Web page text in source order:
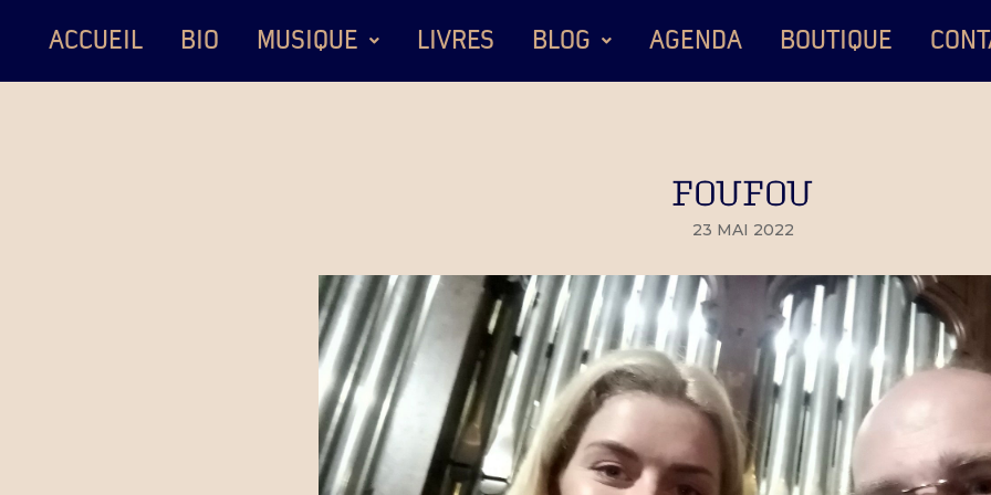
ACCUEIL BIO MUSIQUE LIVRES BLOG AGENDA BOUTIQUE
FOUFOU
23 MAI 2022